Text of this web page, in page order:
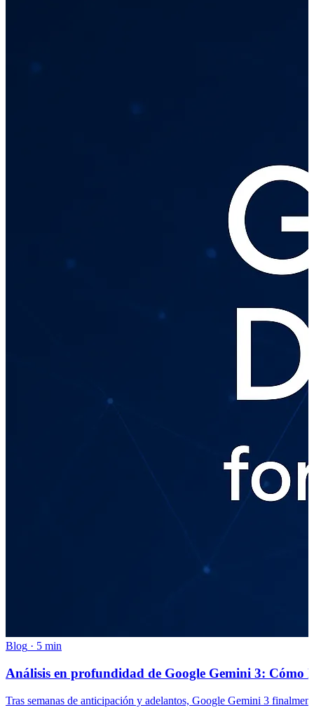
Blog · 5 min
Análisis en profundidad de Google Gemini 3:
Tras semanas de anticipación y adelantos, Google Gemini 3